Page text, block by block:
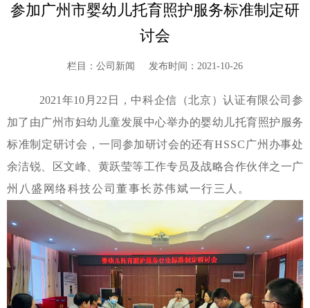
参加广州市婴幼儿托育照护服务标准制定研
讨会
栏目：公司新闻 发布时间：2021-10-26
2021年10月22日， 中科企信（北京）认证有限公司参
加了由广州市妇幼儿童发展中心举办的婴幼儿托育照护服务
标准制定研讨会 ，一同参加研讨会的还有HSSC 广州办事处
余洁锐、区文峰、黄跃莹等工作专员 及战略合作伙伴之一广
州 八盛网络科技公司董事长苏伟斌一行三人 。